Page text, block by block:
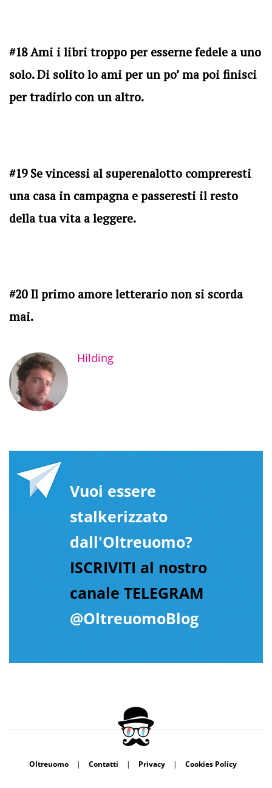
#18 Ami i libri troppo per esserne fedele a uno
solo. Di solito lo ami per un po’ ma poi finisci
per tradirlo con un altro.
#19 Se vincessi al superenalotto compreresti
una casa in campagna e passeresti il resto
della tua vita a leggere.
#20 Il primo amore letterario non si scorda
mai.
Hilding
Vuoi essere
stalkerizzato
dall'Oltreuomo?
ISCRIVITI al nostro
canale TELEGRAM
@OltreuomoBlog
Oltreuomo | Contatti | Privacy | Cookies Policy